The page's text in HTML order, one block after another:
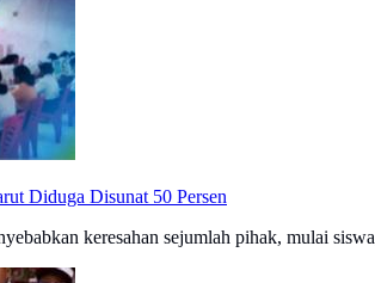
Diduga Disunat 50 Persen
keresahan sejumlah pihak, mulai